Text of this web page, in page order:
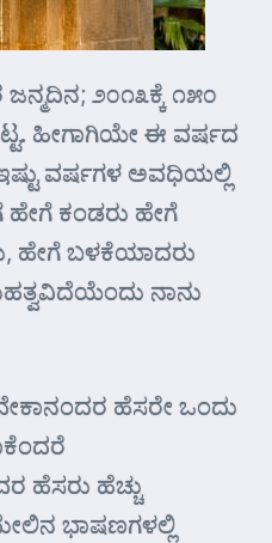
೨೦೧೩ಕ್ಕೆ ೧೫೦
ಹೀಗಾಗಿಯೇ ಈ ವರ್ಷದ
ವರ್ಷಗಳ ಅವಧಿಯಲ್ಲಿ
ಕಂಡರು ಹೇಗೆ
ಹೇಗೆ ಬಳಕೆಯಾದರು
ನಾನು
ಹೆಸರೇ ಒಂದು
ಹೆಸರು ಹೆಚ್ಚು
ಭಾಷಣಗಳಲ್ಲಿ